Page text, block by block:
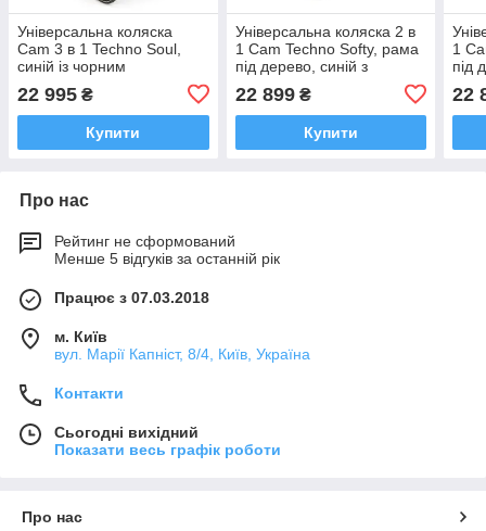
Універсальна коляска
Cam 3 в 1 Techno Soul,
синій із чорним
22 995 ₴
Купити
Універсальна коляска 2 в
1 Cam Techno Softy, рама
під дерево, синій з
(805T/V96/977/513K)
22 899₴
Купити
1
під
22
Про нас
Рейтинг не сформований
Менше 5 відгуків за останній рік
Працює з 07.03.2018
м. Київ
вул. Марії Капніст, 8/4, Київ, Україна
Контакти
Сьогодні вихідний
Показати весь графік роботи
Про нас